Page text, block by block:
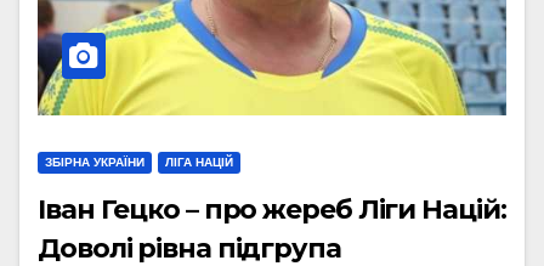
ЗБІРНА УКРАЇНИ ЛІГА НАЦІЙ
Іван Гецко – про жереб Ліги Націй:
Доволі рівна підгрупа